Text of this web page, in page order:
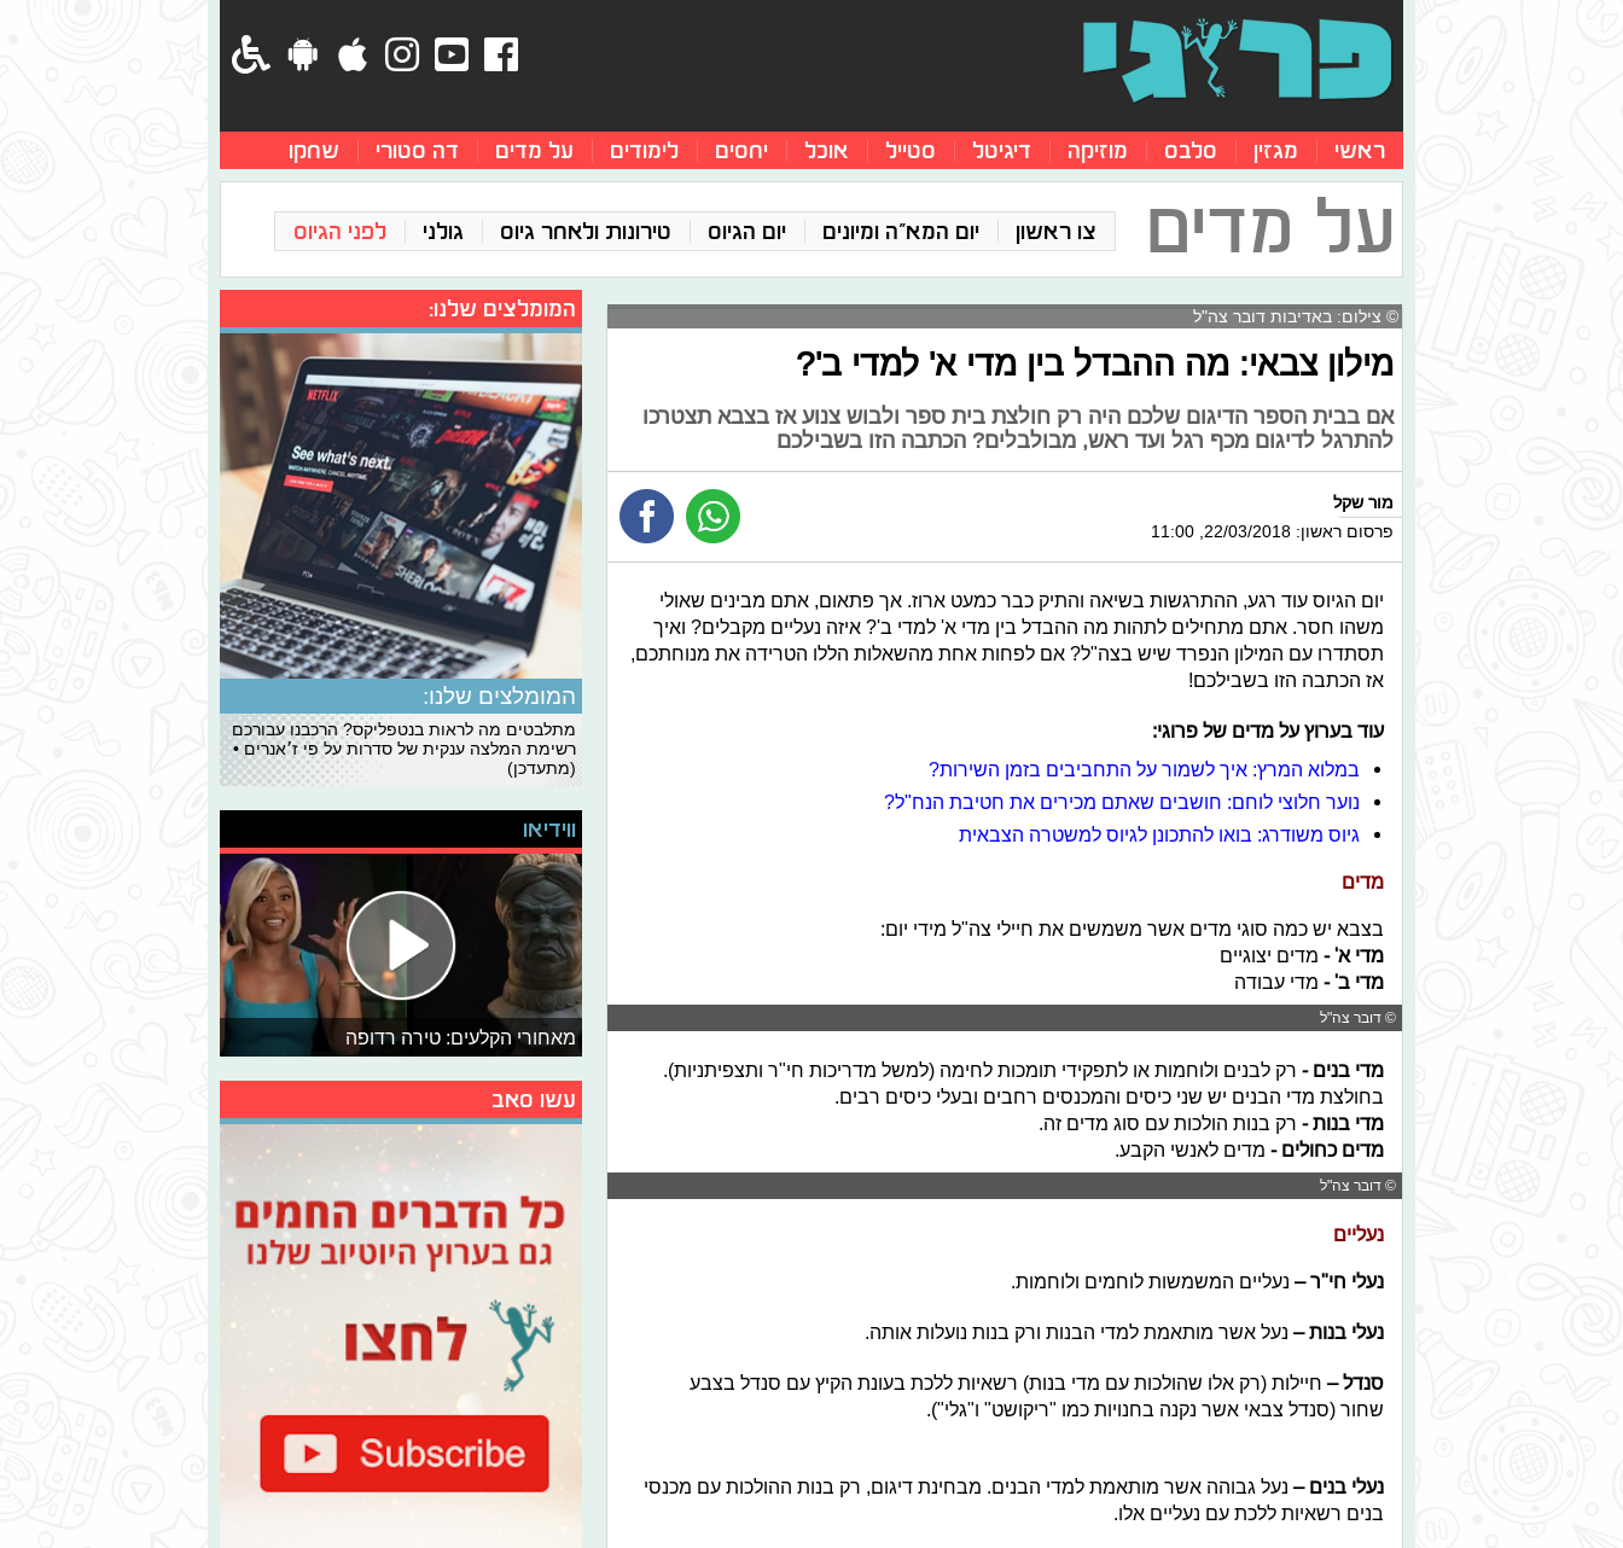
ראשי מגזין סלבס מוזיקה דיגיטל סטייל אוכל יחסים לימודים על מדים דה סטורי שחקו
על מדים צו ראשון יום המא"ה ומיונים יום הגיוס טירונות ולאחר גיוס גולני לפני הגיוס
© צילום: באדיבות דובר צה"ל
מילון צבאי: מה ההבדל בין מדי א' למדי ב'?
אם בבית הספר הדיגום שלכם היה רק חולצת בית ספר ולבוש צנוע אז בצבא תצטרכו
להתרגל לדיגום מכף רגל ועד ראש, מבולבלים? הכתבה הזו בשבילכם
מור שקל
פרסום ראשון: 22/03/2018, 11:00
יום הגיוס עוד רגע, ההתרגשות בשיאה והתיק כבר כמעט ארוז. אך פתאום, אתם מבינים שאולי
משהו חסר. אתם מתחילים לתהות מה ההבדל בין מדי א' למדי ב'? איזה נעליים מקבלים? ואיך
תסתדרו עם המילון הנפרד שיש בצה"ל? אם לפחות אחת מהשאלות הללו הטרידה את מנוחתכם,
אז הכתבה הזו בשבילכם!
עוד בערוץ על מדים של פרוגי:
במלוא המרץ: איך לשמור על התחביבים בזמן השירות?
נוער חלוצי לוחם: חושבים שאתם מכירים את חטיבת הנח"ל?
גיוס משודרג: בואו להתכונן לגיוס למשטרה הצבאית
מדים
בצבא יש כמה סוגי מדים אשר משמשים את חיילי צה"ל מידי יום:
מדי א' - מדים יצוגיים
מדי ב' - מדי עבודה
© דובר צה"ל
מדי בנים - רק לבנים ולוחמות או לתפקידי תומכות לחימה (למשל מדריכות חי"ר ותצפיתניות).
בחולצת מדי הבנים יש שני כיסים והמכנסים רחבים ובעלי כיסים רבים.
מדי בנות- רק בנות הולכות עם סוג מדים זה.
מדים כחולים - מדים לאנשי הקבע.
© דובר צה"ל
נעליים
נעלי חי"ר – נעליים המשמשות לוחמים ולוחמות.
נעלי בנות – נעל אשר מותאמת למדי הבנות ורק בנות נועלות אותה.
סנדל – חיילות (רק אלו שהולכות עם מדי בנות) רשאיות ללכת בעונת הקיץ עם סנדל בצבע
שחור (סנדל צבאי אשר נקנה בחנויות כמו "ריקושט" ו"גלי").
נעלי בנים – נעל גבוהה אשר מותאמת למדי הבנים. מבחינת דיגום, רק בנות ההולכות עם מכנסי
בנים רשאיות ללכת עם נעליים אלו.
המומלצים שלנו:
המומלצים שלנו:
מתלבטים מה לראות בנטפליקס? הרכבנו עבורכם
רשימת המלצה ענקית של סדרות על פי ז׳אנרים •
(מתעדכן)
ווידיאו
מאחורי הקלעים: טירה רדופה
עשו סאב